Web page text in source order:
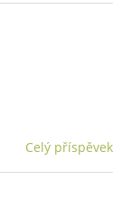
Celý příspěvek